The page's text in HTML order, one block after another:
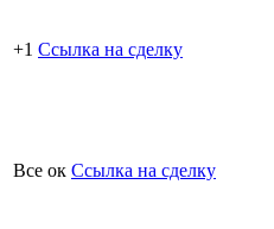
+1 Ссылка на сделку
Все ок Ссылка на сделку